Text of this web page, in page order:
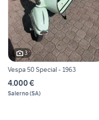
3
Vespa 50 Special - 1963
4.000 €
Salerno(SA)